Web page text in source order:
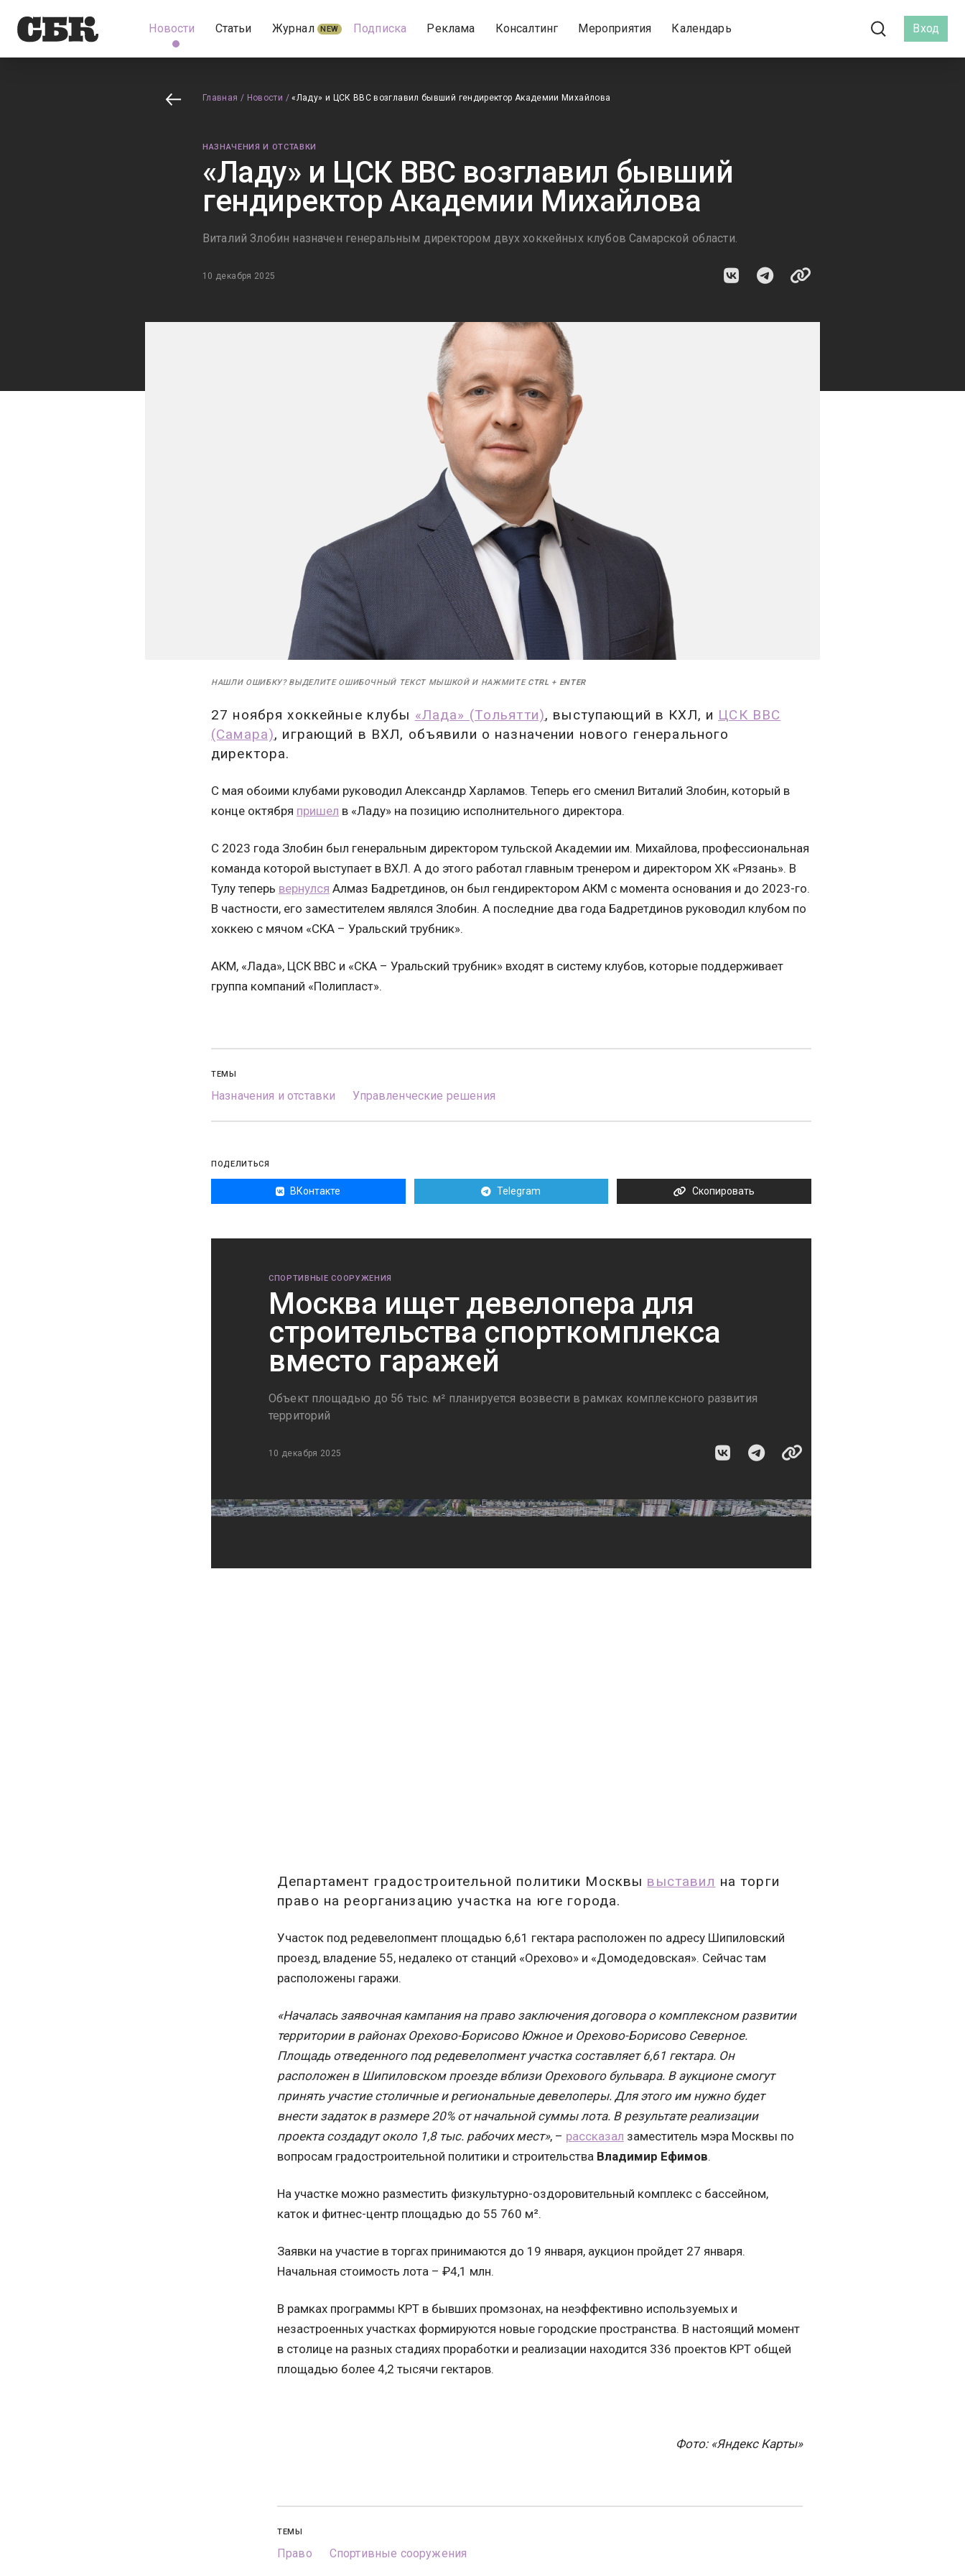
Новости Статьи Журнал NEW Подписка Реклама Консалтинг Мероприятия Календарь Вход
Главная / Новости / «Ладу» и ЦСК ВВС возглавил бывший гендиректор Академии Михайлова
НАЗНАЧЕНИЯ И ОТСТАВКИ
«Ладу» и ЦСК ВВС возглавил бывший
гендиректор Академии Михайлова
Виталий Злобин назначен генеральным директором двух хоккейных клубов Самарской области.
10 декабря 2025
НАШЛИ ОШИБКУ? ВЫДЕЛИТЕ ОШИБОЧНЫЙ ТЕКСТ МЫШКОЙ И НАЖМИТЕ CTRL + ENTER
27 ноября хоккейные клубы «Лада» (Тольятти), выступающий в КХЛ, и ЦСК ВВС
(Самара), играющий в ВХЛ, объявили о назначении нового генерального
директора.
С мая обоими клубами руководил Александр Харламов. Теперь его сменил Виталий Злобин, который в
конце октября пришел в «Ладу» на позицию исполнительного директора.
С 2023 года Злобин был генеральным директором тульской Академии им. Михайлова, профессиональная
команда которой выступает в ВХЛ. А до этого работал главным тренером и директором ХК «Рязань». В
Тулу теперь вернулся Алмаз Бадретдинов, он был гендиректором АКМ с момента основания и до 2023-го.
В частности, его заместителем являлся Злобин. А последние два года Бадретдинов руководил клубом по
хоккею с мячом «СКА – Уральский трубник».
АКМ, «Лада», ЦСК ВВС и «СКА – Уральский трубник» входят в систему клубов, которые поддерживает
группа компаний «Полипласт».
ТЕМЫ
Назначения и отставки Управленческие решения
ПОДЕЛИТЬСЯ
ВКонтакте Telegram Скопировать
СПОРТИВНЫЕ СООРУЖЕНИЯ
Москва ищет девелопера для
строительства спорткомплекса
вместо гаражей
Объект площадью до 56 тыс. м² планируется возвести в рамках комплексного развития
территорий
10 декабря 2025
Департамент градостроительной политики Москвы выставил на торги
право на реорганизацию участка на юге города.
Участок под редевелопмент площадью 6,61 гектара расположен по адресу Шипиловский
проезд, владение 55, недалеко от станций «Орехово» и «Домодедовская». Сейчас там
расположены гаражи.
«Началась заявочная кампания на право заключения договора о комплексном развитии
территории в районах Орехово-Борисово Южное и Орехово-Борисово Северное.
Площадь отведенного под редевелопмент участка составляет 6,61 гектара. Он
расположен в Шипиловском проезде вблизи Орехового бульвара. В аукционе смогут
принять участие столичные и региональные девелоперы. Для этого им нужно будет
внести задаток в размере 20% от начальной суммы лота. В результате реализации
проекта создадут около 1,8 тыс. рабочих мест», – рассказал заместитель мэра Москвы по
вопросам градостроительной политики и строительства Владимир Ефимов.
На участке можно разместить физкультурно-оздоровительный комплекс с бассейном,
каток и фитнес-центр площадью до 55 760 м².
Заявки на участие в торгах принимаются до 19 января, аукцион пройдет 27 января.
Начальная стоимость лота – ₽4,1 млн.
В рамках программы КРТ в бывших промзонах, на неэффективно используемых и
незастроенных участках формируются новые городские пространства. В настоящий момент
в столице на разных стадиях проработки и реализации находится 336 проектов КРТ общей
площадью более 4,2 тысячи гектаров.
Фото: «Яндекс Карты»
ТЕМЫ
Право Спортивные сооружения